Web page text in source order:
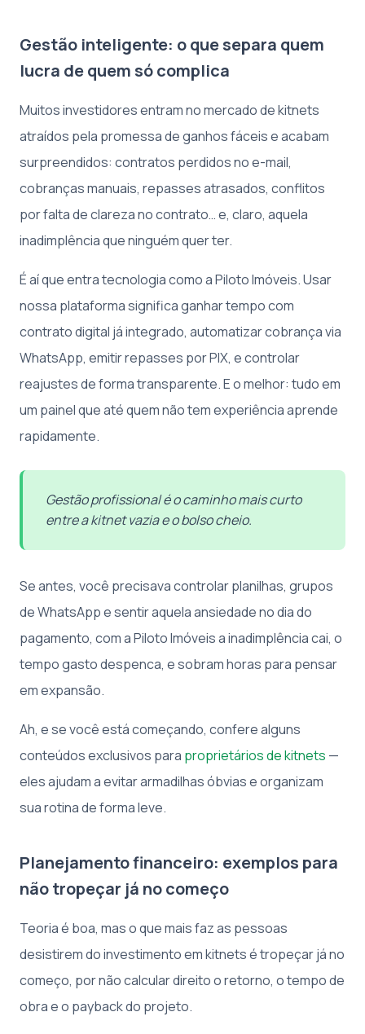
Gestão inteligente: o que separa quem
lucra de quem só complica
Muitos investidores entram no mercado de kitnets
atraídos pela promessa de ganhos fáceis e acabam
surpreendidos: contratos perdidos no e-mail,
cobranças manuais, repasses atrasados, conflitos
por falta de clareza no contrato… e, claro, aquela
inadimplência que ninguém quer ter.
É aí que entra tecnologia como a Piloto Imóveis. Usar
nossa plataforma significa ganhar tempo com
contrato digital já integrado, automatizar cobrança via
WhatsApp, emitir repasses por PIX, e controlar
reajustes de forma transparente. E o melhor: tudo em
um painel que até quem não tem experiência aprende
rapidamente.
Gestão profissional é o caminho mais curto
entre a kitnet vazia e o bolso cheio.
Se antes, você precisava controlar planilhas, grupos
de WhatsApp e sentir aquela ansiedade no dia do
pagamento, com a Piloto Imóveis a inadimplência cai, o
tempo gasto despenca, e sobram horas para pensar
em expansão.
Ah, e se você está começando, confere alguns
conteúdos exclusivos para proprietários de kitnets —
eles ajudam a evitar armadilhas óbvias e organizam
sua rotina de forma leve.
Planejamento financeiro: exemplos para
não tropeçar já no começo
Teoria é boa, mas o que mais faz as pessoas
desistirem do investimento em kitnets é tropeçar já no
começo, por não calcular direito o retorno, o tempo de
obra e o payback do projeto.